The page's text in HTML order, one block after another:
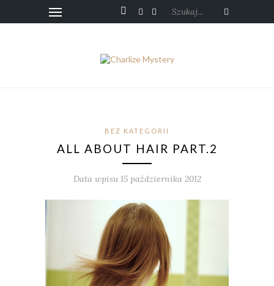
Szukaj...
BEZ KATEGORII
ALL ABOUT HAIR PART.2
Data wpisu 15 października 2012